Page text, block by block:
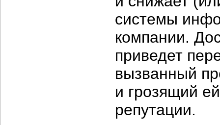
системы
компании.
приведет
вызванный
и грозящий
репутации.